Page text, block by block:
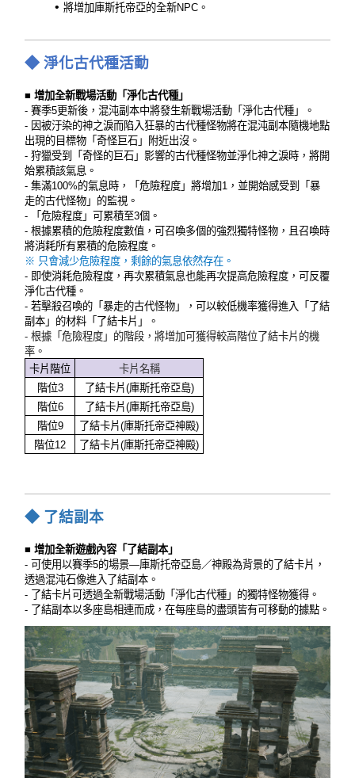
將增加庫斯托帝亞的全新NPC。
◆淨化古代種活動
■ 增加全新戰場活動「淨化古代種」
- 賽季5更新後，混沌副本中將發生新戰場活動「淨化古代種」。
- 因被汙染的神之淚而陷入狂暴的古代種怪物將在混沌副本隨機地點
出現的目標物「奇怪巨石」附近出沒。
- 狩獵受到「奇怪的巨石」影響的古代種怪物並淨化神之淚時，將開
始累積該氣息。
- 集滿100%的氣息時，「危險程度」將增加1，並開始感受到「暴
走的古代怪物」的監視。
- 「危險程度」可累積至3個。
- 根據累積的危險程度數值，可召喚多個的強烈獨特怪物，且召喚時
將消耗所有累積的危險程度。
※ 只會減少危險程度，剩餘的氣息依然存在。
- 即使消耗危險程度，再次累積氣息也能再次提高危險程度，可反覆
淨化古代種。
- 若擊殺召喚的「暴走的古代怪物」，可以較低機率獲得進入「了結
副本」的材料「了結卡片」。
- 根據「危險程度」的階段，將增加可獲得較高階位了結卡片的機
率。
卡片階位
卡片名稱
階位3
了結卡片(庫斯托帝亞島)
階位6
了結卡片(庫斯托帝亞島)
階位9
了結卡片(庫斯托帝亞神殿)
階位12
了結卡片(庫斯托帝亞神殿)
◆ 了結副本
■ 增加全新遊戲內容「了結副本」
- 可使用以賽季5的場景—庫斯托帝亞島／神殿為背景的了結卡片，
透過混沌石像進入了結副本。
- 了結卡片可透過全新戰場活動「淨化古代種」的獨特怪物獲得。
- 了結副本以多座島相連而成，在每座島的盡頭皆有可移動的據點。